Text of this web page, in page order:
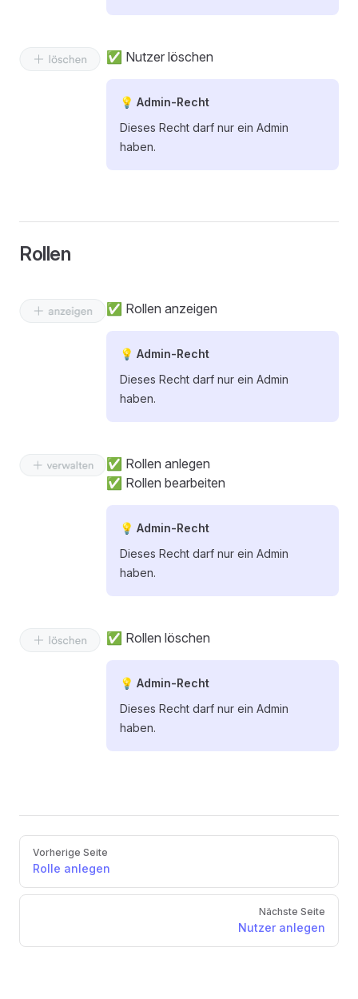
✅ Nutzer löschen
💡 Admin-Recht
Dieses Recht darf nur ein Admin
haben.
Rollen
✅ Rollen anzeigen
💡 Admin-Recht
Dieses Recht darf nur ein Admin
haben.
✅ Rollen anlegen
✅ Rollen bearbeiten
💡 Admin-Recht
Dieses Recht darf nur ein Admin
haben.
✅ Rollen löschen
💡 Admin-Recht
Dieses Recht darf nur ein Admin
haben.
PagerVorherige Seite
Rolle anlegen
Nächste Seite
Nutzer anlegen